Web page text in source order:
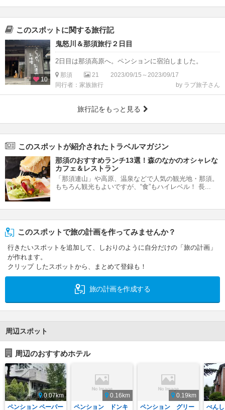
このスポットに関する旅行記
10
鬼怒川＆那須旅行２日目
2日目は那須高原へ。ペンションに宿泊しました。
那須 21
2023/09/15～2023/09/17
同行者：家族旅行
by ラブ旅子さん
旅行記をもっと見る
このスポットが紹介されたトラベルマガジン
那須のおすすめランチ13選！森のなかのオシャレな
カフェ＆レストラン
「那須連山」や高原、温泉などで人気の観光地・那須。
もちろん観光もよいですが、“食”もハイレベル！ 長...
このスポットで旅の計画を作ってみませんか？
行きたいスポットを追加して、しおりのように自分だけの「旅の計画」
が作れます。
クリップ したスポットから、まとめて登録も！
旅の計画を作成する
周辺スポット
周辺のおすすめホテル
0.07km
ペンション ペーパー
0.16km
ペンション ドンキ
0.19km
ペンション グリー
ぺん